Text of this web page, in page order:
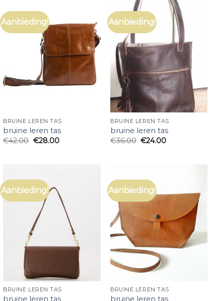
Aanbieding!
BRUINE LEREN TAS
bruine leren tas
€42.00 €28.00
Aanbieding!
BRUINE LEREN TAS
bruine leren tas
€36.00 €24.00
Aanbieding!
BRUINE LEREN TAS
Aanbieding!
BRUINE LEREN TAS